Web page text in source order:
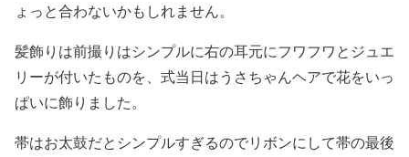
ょっと合わないかもしれません。
髪飾りは前撮りはシンプルに右の耳元にフワフワとジュエ
リーが付いたものを、式当日はうさちゃんヘアで花をいっ
ぱいに飾りました。
帯はお太鼓だとシンプルすぎるのでリボンにして帯の最後